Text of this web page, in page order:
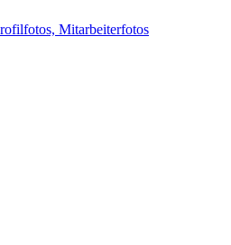
Mitarbeiterfotos